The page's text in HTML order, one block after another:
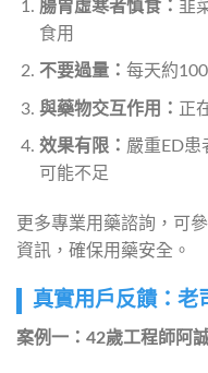
腸胃虛寒者慎食： 韭
食用
不要過量： 每天約
與藥物交互作用： 正
效果有限： 嚴重ED患
可能不足
更多專業用藥諮詢，可
資訊，確保用藥安全。
真實用戶反饋：老
案例一：42歲工程師阿